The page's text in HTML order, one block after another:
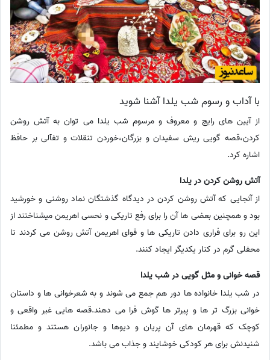
با آداب و رسوم شب یلدا آشنا شوید
از آیین های رایج و معروف و مرسوم شب یلدا می توان به آتش روشن
کردن،قصه گویی ریش سفیدان و بزرگان،خوردن تنقلات و تفآلی بر حافظ
اشاره کرد.
آتش روشن کردن در یلدا
از آنجایی که آتش روشن کردن در دیدگاه گذشتگان نماد روشنی و خورشید
بود و همچنین بعضی ها آن را برای رفع تاریکی و نحسی اهریمن میشناختند از
این رو برای فراری دادن تاریکی ها و قوای اهریمن آتش روشن می کردند تا
محفلی گرم در کنار یکدیگر ایجاد کنند.
قصه خوانی و مثل گویی در شب یلدا
در شب یلدا خانواده ها دور هم جمع می شوند و به شعرخوانی ها و داستان
خوانی بزرگ تر ها و پیرتر ها گوش فرا می دهند.قصه هایی غیر واقعی و
کوچک که قهرمان های آن پریان و دیوها و جانوران هستند و مطمئنا
شنیدنش برای هر کودکی خوشایند و جذاب می باشد.